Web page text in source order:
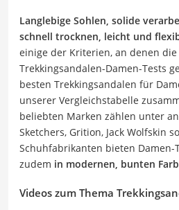
Langlebige Sohlen, solide
schnell trocknen, leicht und
einige der Kriterien, an denen
Trekkingsandalen-Damen-Tests
besten Trekkingsandalen für
unserer Vergleichstabelle
beliebten Marken zählen unter
Sketchers, Grition, Jack Wolfskin
Schuhfabrikanten bieten Damen-
zudem in modernen, bunten
Videos zum Thema